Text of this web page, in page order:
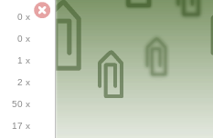
0 x
0 x
1 x
2 x
50 x
17 x